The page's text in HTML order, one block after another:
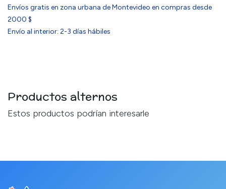
Envíos gratis en zona urbana de Montevideo en compras desde
2000 $
Envío al interior: 2-3 días hábiles
Productos alternos
Estos productos podrían interesarle